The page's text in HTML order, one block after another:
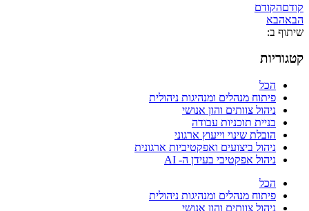
קודםהקודם
הבאהבא
שיתוף ב:
קטגוריות
הכל
פיתוח מנהלים ומנהיגות ניהולית
ניהול צוותים והון אנושי
בניית תוכניות עבודה
הובלת שינוי וייעוץ ארגוני
ניהול ביצועים ואפקטיביות ארגונית
ניהול אפקטיבי בעידן ה- AI
הכל
פיתוח מנהלים ומנהיגות ניהולית
ניהול צוותים והון אנושי